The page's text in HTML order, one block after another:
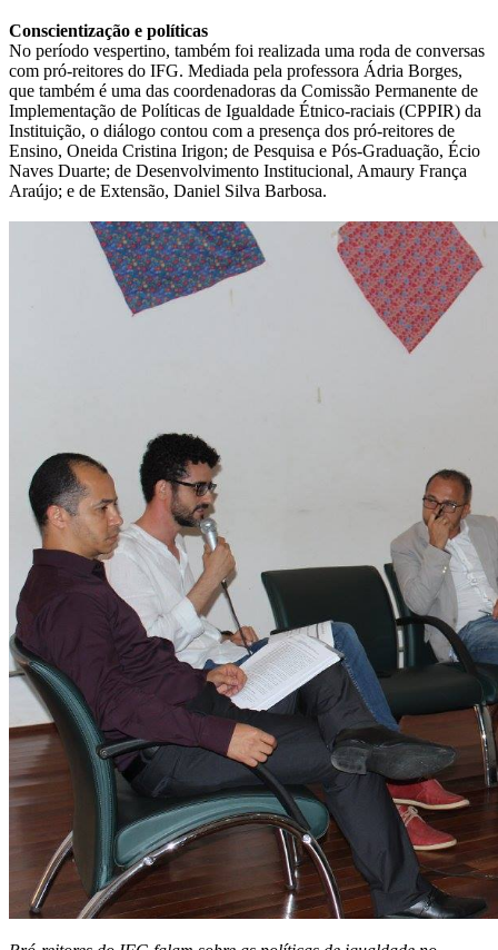
Conscientização e políticas
No período vespertino, também foi realizada uma roda de conversas
com pró-reitores do IFG. Mediada pela professora Ádria Borges,
que também é uma das coordenadoras da Comissão Permanente de
Implementação de Políticas de Igualdade Étnico-raciais (CPPIR) da
Instituição, o diálogo contou com a presença dos pró-reitores de
Ensino, Oneida Cristina Irigon; de Pesquisa e Pós-Graduação, Écio
Naves Duarte; de Desenvolvimento Institucional, Amaury França
Araújo; e de Extensão, Daniel Silva Barbosa.